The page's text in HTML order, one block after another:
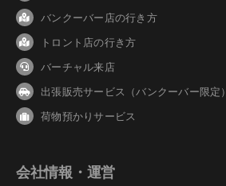
バンクーバー 店の行き方
トロント店の行き方
バーチャル来店
出張販売サービス（バンクーバー限定）
荷物預かりサービス
会社情報・運営